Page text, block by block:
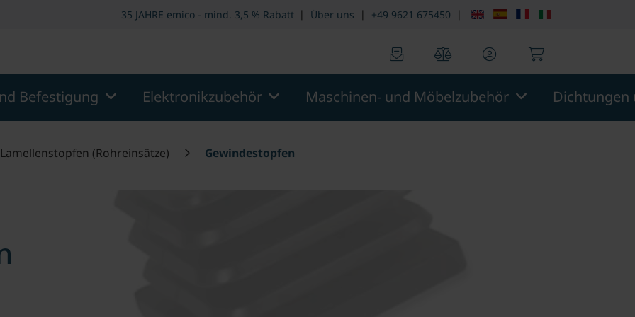
Springe zum Hauptmenu Springe zur Suche
35 JAHRE emico - mind. 3,5 % Rabatt | Über uns | +49 9621 675450 |
Befestigung Elektronikzubehör Maschinen- und Möbelzubehör
Lamellenstopfen (Rohreinsätze) Gewindestopfen